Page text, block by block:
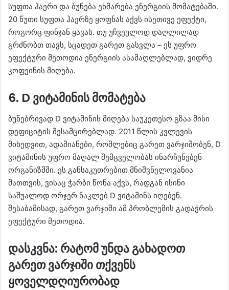
სუფთა ჰაერი და ბუნება ეხმარება ენერგიის მომატებაში.
20 წუთი სუფთა ჰაერზე ყოფნას აქვს ისეთივე ეფექტი,
როგორც ფინჯან ყავას. თუ უჩვეულოდ დაღლილად
გრძნობთ თავს, სცადეთ გარეთ გასვლა – ეს უფრო
ეფექტური მეთოდია ენერგიის ასამაღლებლად, ვიდრე
კოფეინის მიღება.
6. D ვიტამინის მომატება
ბუნებრივად D ვიტამინის მიღება საუკეთესო გზაა მისი
დეფიციტის შესამცირებლად. 2011 წლის კვლევის
მიხედვით, ადამიანები, რომლებიც გარეთ ვარჯიშობენ, D
ვიტამინის უფრო მაღალ შემცველობას ინარჩუნებენ
ორგანიზმში. ეს განსაკუთრებით მნიშვნელოვანია
მათთვის, ვისაც ჭარბი წონა აქვს, რადგან ისინი
საშუალოდ ორჯერ ნაკლებ D ვიტამინს იღებენ.
შესაბამისად, გარეთ ვარჯიში ამ პრობლემის გადაჭრის
ეფექტური მეთოდია.
დასკვნა: რატომ უნდა გახადოთ
გარეთ ვარჯიში თქვენს
ყოველდღიურობად